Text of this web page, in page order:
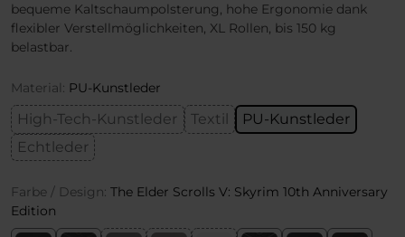
bequeme Kaltschaumpolsterung, hohe Ergonomie dank
flexibler Verstellmöglichkeiten, XL Rollen, bis 150 kg
belastbar.
Material: PU-Kunstleder
High-Tech-Kunstleder Textil
PU-Kunstleder
Echtleder
Farbe / Design: The Elder Scrolls V: Skyrim 10th Anniversary
Edition